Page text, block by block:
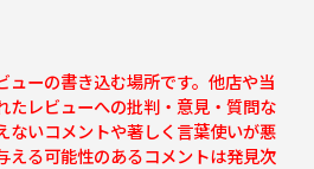
ューの書き込む場所です。他店や当
たレビューへの批判・意見・質問な
ないコメントや著しく言葉使いが悪
える可能性のあるコメントは発見次